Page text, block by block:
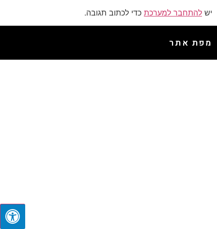
יש להתחבר למערכת כדי לכתוב תגובה.
מפת אתר